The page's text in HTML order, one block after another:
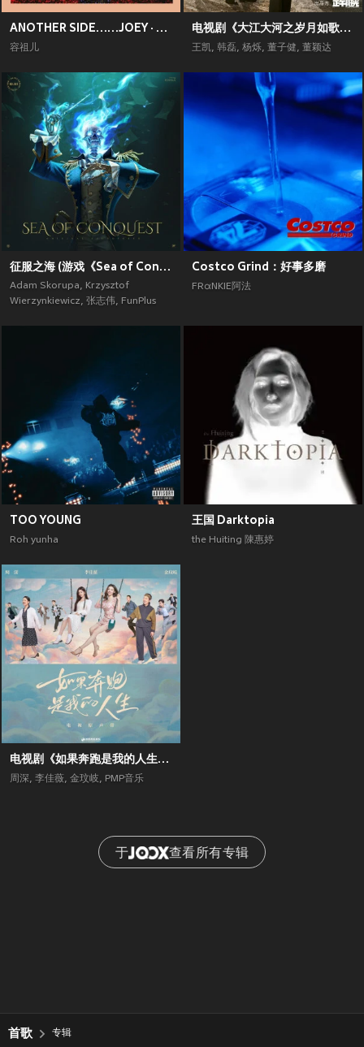
ANOTHER SIDE……JOEY · MY SECRET · LIVE
容祖儿
电视剧《大江大河之岁月如歌》原声带
王凯, 韩磊, 杨烁, 董子健, 董颖达
征服之海 (游戏《Sea of Conquest》原声带)
Adam Skorupa, Krzysztof
Wierzynkiewicz, 张志伟, FunPlus
Costco Grind：好事多磨
FRαNKIE阿法
TOO YOUNG
Roh yunha
王国 Darktopia
the Huiting 陳惠婷
电视剧《如果奔跑是我的人生》原声带
周深, 李佳薇, 金玟岐, PMP音乐
于 查看所有专辑
首歌 专辑